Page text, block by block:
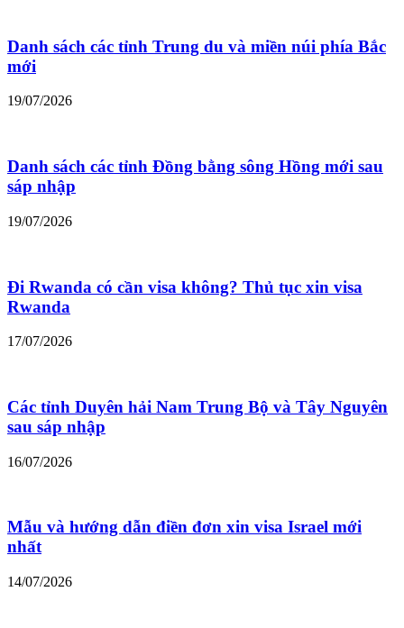
Danh sách các tỉnh Trung du và miền núi phía Bắc
mới
19/07/2026
Danh sách các tỉnh Đồng bằng sông Hồng mới sau
sáp nhập
19/07/2026
Đi Rwanda có cần visa không? Thủ tục xin visa
Rwanda
17/07/2026
Các tỉnh Duyên hải Nam Trung Bộ và Tây Nguyên
sau sáp nhập
16/07/2026
Mẫu và hướng dẫn điền đơn xin visa Israel mới
nhất
14/07/2026